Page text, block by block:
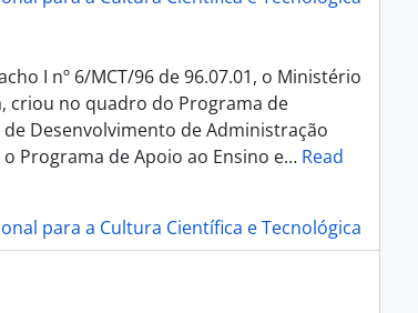
e os porcos tiverem asas, 2013
República 2007, 2007
República 2011, 2011
República 2012, 2012
quem gosta de Histórias, 2013
viagem através do Corpo Humano, 2000
I nº 6/MCT/96 de 96.07.01, o Ministério
criou no quadro do Programa de
Desenvolvimento de Administração
o Programa de Apoio ao Ensino e… Read
para a Cultura Científica e Tecnológica